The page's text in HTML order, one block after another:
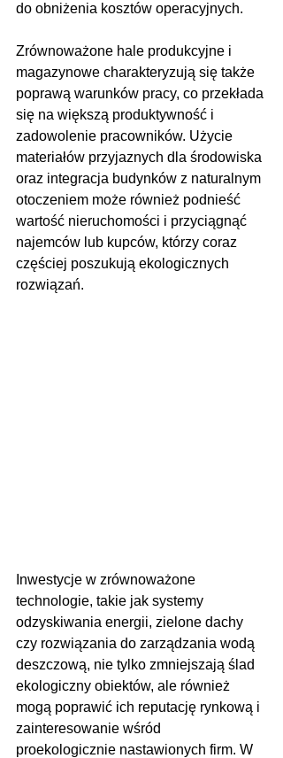
do obniżenia kosztów operacyjnych.
Zrównoważone hale produkcyjne i
magazynowe charakteryzują się także
poprawą warunków pracy, co przekłada
się na większą produktywność i
zadowolenie pracowników. Użycie
materiałów przyjaznych dla środowiska
oraz integracja budynków z naturalnym
otoczeniem może również podnieść
wartość nieruchomości i przyciągnąć
najemców lub kupców, którzy coraz
częściej poszukują ekologicznych
rozwiązań.
Inwestycje w zrównoważone
technologie, takie jak systemy
odzyskiwania energii, zielone dachy
czy rozwiązania do zarządzania wodą
deszczową, nie tylko zmniejszają ślad
ekologiczny obiektów, ale również
mogą poprawić ich reputację rynkową i
zainteresowanie wśród
proekologicznie nastawionych firm. W